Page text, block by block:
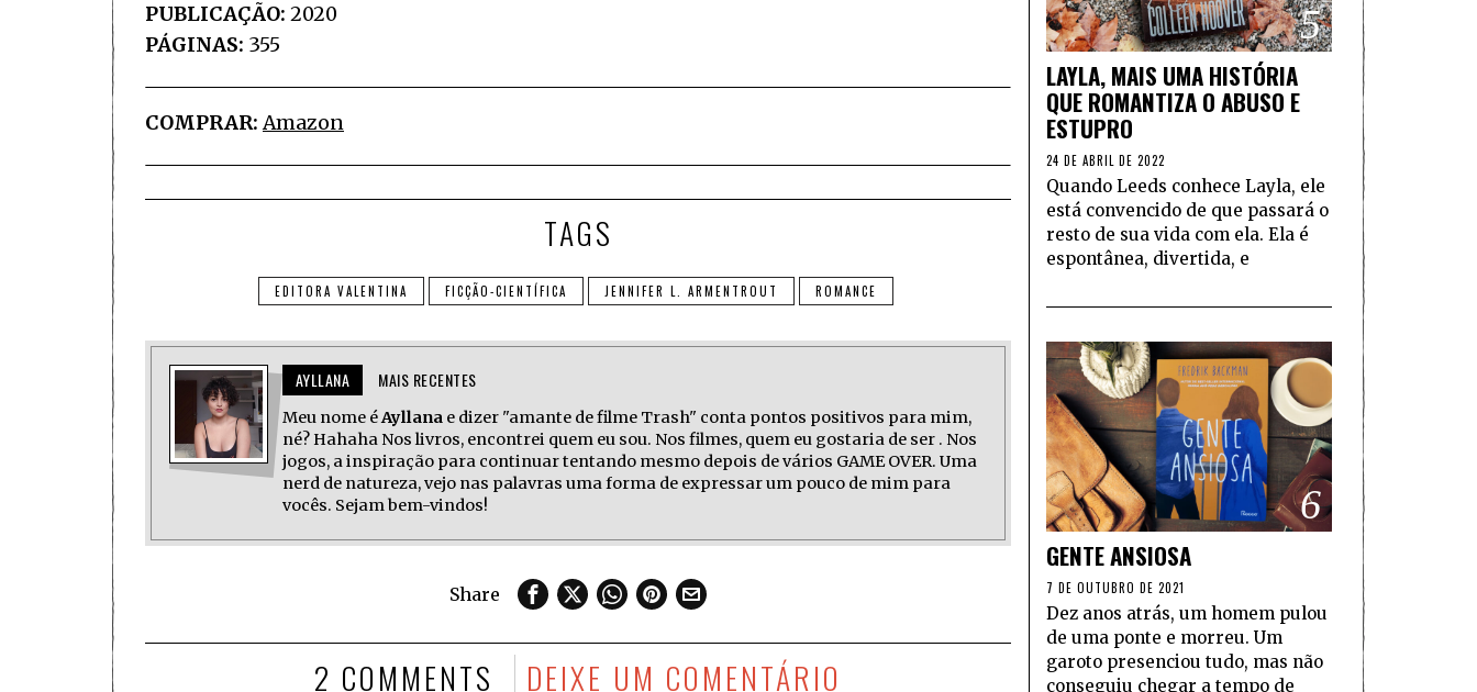
PUBLICAÇÃO: 2020
PÁGINAS: 355
COMPRAR: Amazon
TAGS
EDITORA VALENTINA FICÇÃO-CIENTÍFICA JENNIFER L. ARMENTROUT ROMANCE
AYLLANA MAIS RECENTES
Meu nome éAyllanae dizer "amante de filme Trash" conta pontos positivos para mim,
né? Hahaha Nos livros, encontrei quem eu sou. Nos filmes, quem eu gostaria de ser . Nos
jogos, a inspiração para continuar tentando mesmo depois de vários GAME OVER. Uma
nerd de natureza, vejo nas palavras uma forma de expressar um pouco de mim para
vocês. Sejam bem-vindos!
Share
2 COMMENTS DEIXE UM COMENTÁRIO
5
LAYLA, MAIS UMA HISTÓRIA
QUE ROMANTIZA O ABUSO E
ESTUPRO
24 DE ABRIL DE 2022
Quando Leeds conhece Layla, ele
está convencido de que passará o
resto de sua vida com ela. Ela é
espontânea, divertida, e
6
GENTE ANSIOSA
7 DE OUTUBRO DE 2021
Dez anos atrás, um homem pulou
de uma ponte e morreu. Um
garoto presenciou tudo, mas não
conseguiu chegar a tempo de